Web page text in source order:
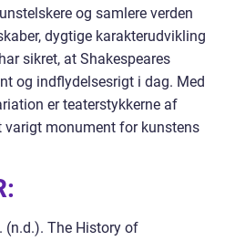
og samlere verden
dygtige karakterudvikling
sikret, at Shakespeares
og indflydelsesrigt i dag. Med
er teaterstykkerne af
varigt monument for kunstens
(n.d.). The History of